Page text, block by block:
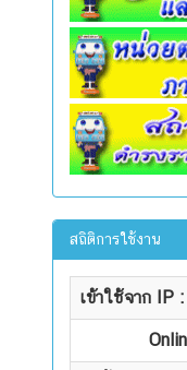
สถิติการใช้งาน
เข้าใช้จาก IP :